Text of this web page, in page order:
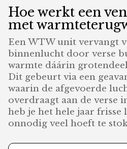
Hoe werkt een
met
Een WTW unit vervangt
binnenlucht door verse
warmte dáárin
Dit gebeurt via een
waarin de afgevoerde
overdraagt aan de verse
heb je het hele jaar frisse
onnodig veel hoeft te